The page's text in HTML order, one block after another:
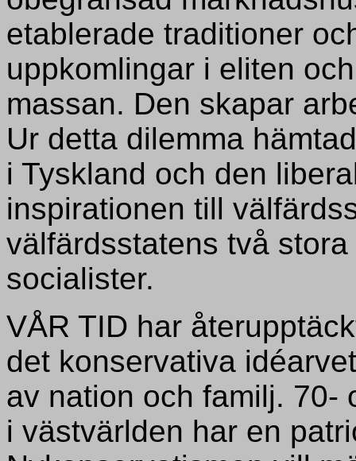
etablerade traditioner
uppkomlingar i eliten
massan. Den skapar
Ur detta dilemma
i Tyskland och den
inspirationen till
välfärdsstatens två
socialister.
VÅR TID har
det konservativa
av nation och familj. 70-
i västvärlden har en